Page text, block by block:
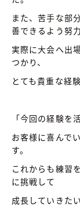
また、苦手な部
善できるよう努
実際に大会へ出
つかり、
とても貴重な経
「今回の経験を
お客様に喜んで
す。
これからも練習
に挑戦して
成長していきた